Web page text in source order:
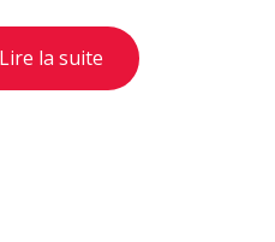
Lire la suite